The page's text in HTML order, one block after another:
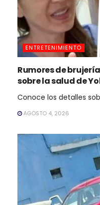
ENTRETENIMIENTO
Rumores de
sobre la salud de
Conoce los detalles
AGOSTO 4, 2026